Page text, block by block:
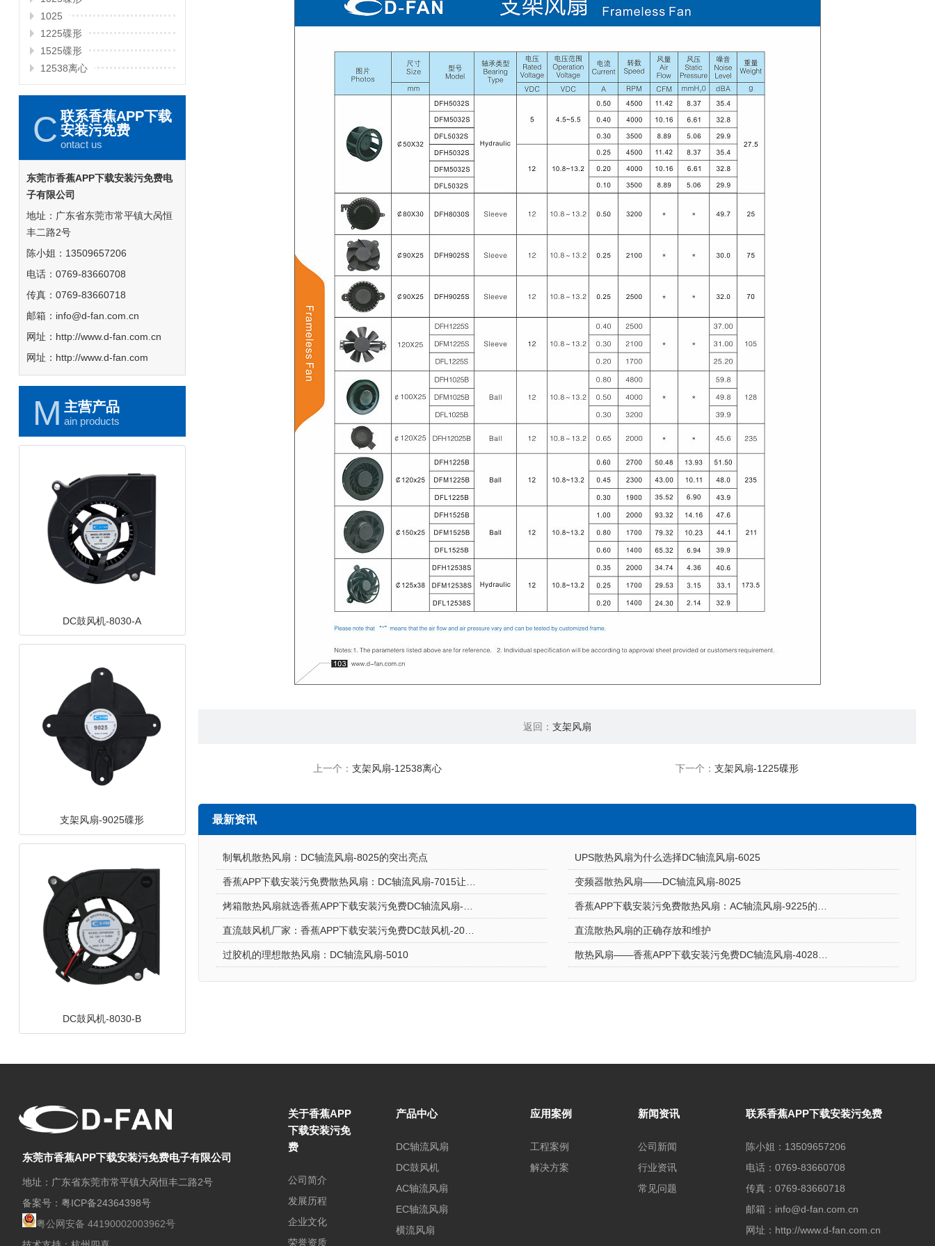
1025
1225碟形
1525碟形
12538离心
C 联系香蕉APP下载
安装污免费
ontact us
东莞市香蕉APP下载安装污免费电
子有限公司
地址：广东省东莞市常平镇大呙恒
丰二路2号
陈小姐：13509657206
电话：0769-83660708
传真：0769-83660718
邮箱：info@d-fan.com.cn
网址：http://www.d-fan.com.cn
网址：http://www.d-fan.com
M 主营产品
ain products
DC鼓风机-8030-A
支架风扇-9025碟形
DC鼓风机-8030-B
DC鼓风机-10033
返回：支架风扇
上一个：支架风扇-12538离心 下一个： 支架风扇-1225碟形
最新资讯
制氧机散热风扇：DC轴流风扇-8025的突出亮点 UPS散热风扇为什么选择DC轴流风扇-6025
变频器散热风扇——DC轴流风扇-8025
直流散热风扇的正确存放和维护
过胶机的理想散热风扇：DC轴流风扇-5010
东莞市香蕉APP下载安装污免费电子有限公司
地址：广东省东莞市常平镇大呙恒丰二路2号
备案号： 粤ICP备24364398号
粤公网安备 44190002003962号
关于香蕉APP
下载安装污免
费
公司简介
发展历程
企业文化
荣誉资质
产品中心
DC轴流风扇
DC鼓风机
AC轴流风扇
EC轴流风扇
横流风扇
应用案例
工程案例
解决方案
新闻资讯
公司新闻
行业资讯
常见问题
联系香蕉APP下载安装污免费
陈小姐：13509657206
电话：0769-83660708
传真：0769-83660718
邮箱：info@d-fan.com.cn
网址：http://www.d-fan.com.cn